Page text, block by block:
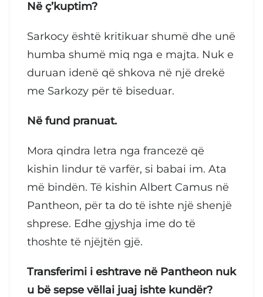
Në ç’kuptim?
Sarkocy është kritikuar shumë dhe unë
humba shumë miq nga e majta. Nuk e
duruan idenë që shkova në një drekë
me Sarkozy për të biseduar.
Në fund pranuat.
Mora qindra letra nga francezë që
kishin lindur të varfër, si babai im. Ata
më bindën. Të kishin Albert Camus në
Pantheon, për ta do të ishte një shenjë
shprese. Edhe gjyshja ime do të
thoshte të njëjtën gjë.
Transferimi i eshtrave në Pantheon nuk
u bë sepse vëllai juaj ishte kundër?